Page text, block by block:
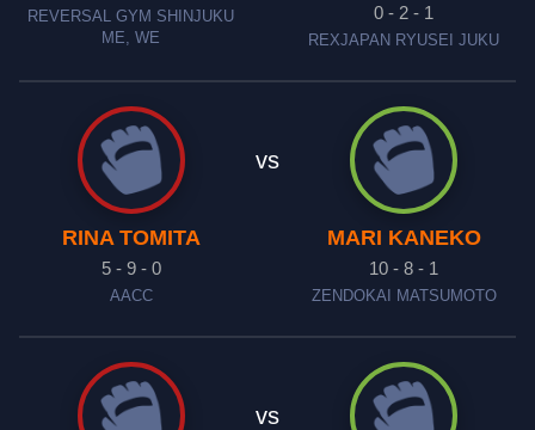
REVERSAL GYM SHINJUKU
ME, WE
0 - 2 - 1
REXJAPAN RYUSEI JUKU
RINA TOMITA
5 - 9 - 0
AACC
vs
MARI KANEKO
10 - 8 - 1
ZENDOKAI MATSUMOTO
vs